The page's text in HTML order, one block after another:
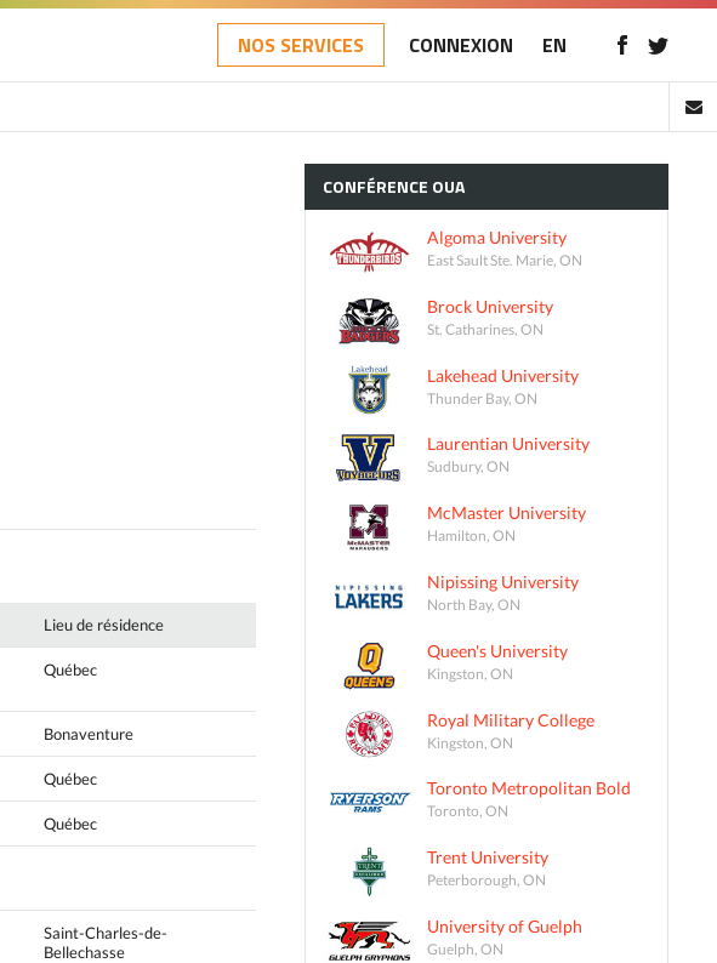
NOS SERVICES CONNEXION EN
Lieu de résidence
Québec
Bonaventure
Québec
Québec
Saint-Charles-de-
Bellechasse
CONFÉRENCE OUA
Algoma University
East Sault Ste. Marie, ON
Brock University
St. Catharines, ON
Lakehead University
Thunder Bay, ON
Laurentian University
Sudbury, ON
McMaster University
Hamilton, ON
Nipissing University
North Bay, ON
Queen's University
Kingston, ON
Royal Military College
Kingston, ON
Toronto Metropolitan Bold
Toronto, ON
Trent University
Peterborough, ON
University of Guelph
Guelph, ON